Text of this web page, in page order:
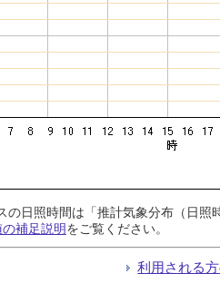
の日照時間は「推計気象分布（日
補足説明をご覧ください。
利用される